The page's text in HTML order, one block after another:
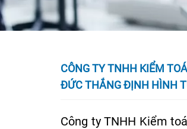
CÔNG TY TNHH KIỂM
ĐỨC THẮNG ĐỊNH HÌNH
Công ty TNHH Kiểm